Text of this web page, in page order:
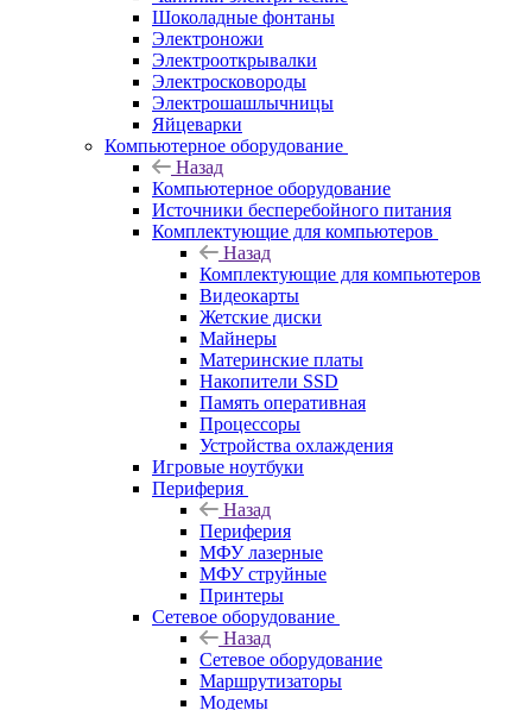
Шоколадные фонтаны
Электроножи
Электрооткрывалки
Электросковороды
Электрошашлычницы
Яйцеварки
Компьютерное оборудование
Назад
Компьютерное оборудование
Источники бесперебойного питания
Комплектующие для компьютеров
Назад
Комплектующие для компьютеров
Видеокарты
Жетские диски
Майнеры
Материнские платы
Накопители SSD
Память оперативная
Процессоры
Устройства охлаждения
Игровые ноутбуки
Периферия
Назад
Периферия
МФУ лазерные
МФУ струйные
Принтеры
Сетевое оборудование
Назад
Сетевое оборудование
Маршрутизаторы
Модемы